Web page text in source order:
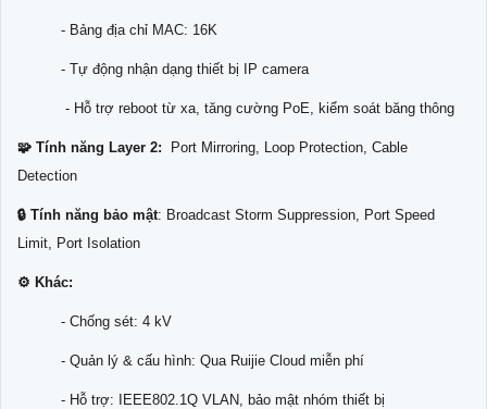
- Bảng địa chỉ MAC: 16K
- Tự động nhận dạng thiết bị IP camera
- Hỗ trợ reboot từ xa, tăng cường PoE, kiểm soát băng thông
🧩 Tính năng Layer 2:
Port Mirroring, Loop Protection, Cable
Detection
🔒 Tính năng bảo mật: Broadcast Storm Suppression, Port Speed
Limit, Port Isolation
⚙️ Khác:
- Chống sét: 4 kV
- Quản lý & cấu hình: Qua Ruijie Cloud miễn phí
- Hỗ trợ: IEEE802.1Q VLAN, bảo mật nhóm thiết bị